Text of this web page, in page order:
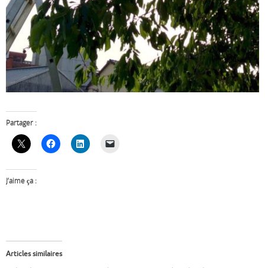
Partager :
J’aime ça :
Articles similaires